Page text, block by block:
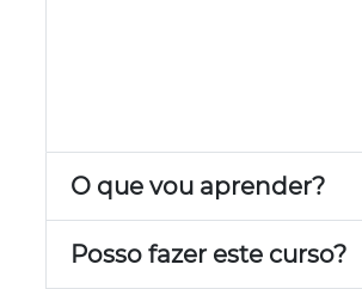
O que vou aprender?
Posso fazer este curso?